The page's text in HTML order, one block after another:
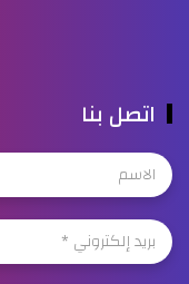
اتصل بنا